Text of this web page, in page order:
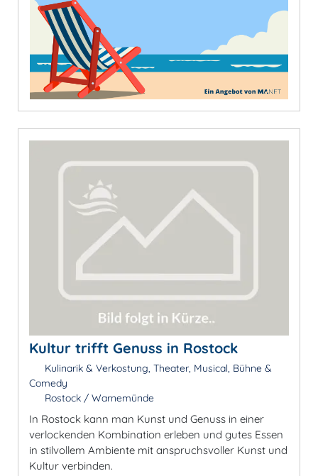
Kultur trifft Genuss in Rostock
Kulinarik & Verkostung, Theater, Musical, Bühne &
Comedy
Rostock / Warnemünde
In Rostock kann man Kunst und Genuss in einer
verlockenden Kombination erleben und gutes Essen
in stilvollem Ambiente mit anspruchsvoller Kunst und
Kultur verbinden.